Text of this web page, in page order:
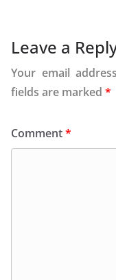
Leave a
Your email
fields are marked *
Comment*